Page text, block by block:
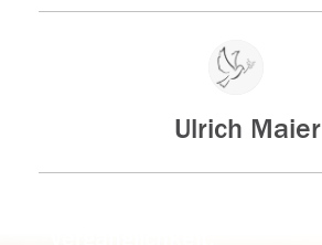
Ulrich Maier